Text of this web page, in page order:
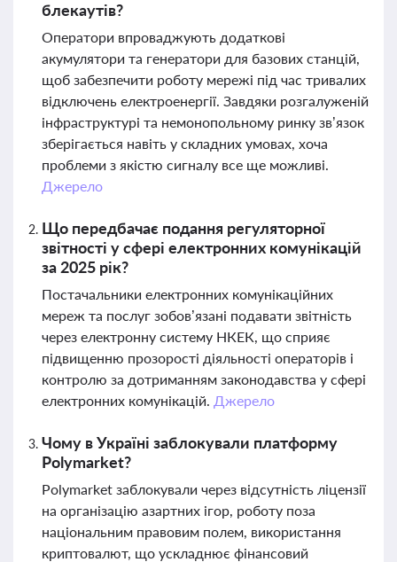
блекаутів?
Оператори впроваджують додаткові
акумулятори та генератори для базових станцій,
щоб забезпечити роботу мережі під час тривалих
відключень електроенергії. Завдяки розгалуженій
інфраструктурі та немонопольному ринку зв’язок
зберігається навіть у складних умовах, хоча
проблеми з якістю сигналу все ще можливі.
Джерело
Що передбачає подання регуляторної
звітності у сфері електронних комунікацій
за 2025 рік?
Постачальники електронних комунікаційних
мереж та послуг зобов’язані подавати звітність
через електронну систему НКЕК, що сприяє
підвищенню прозорості діяльності операторів і
контролю за дотриманням законодавства у сфері
електронних комунікацій. Джерело
Чому в Україні заблокували платформу
Polymarket?
Polymarket заблокували через відсутність ліцензії
на організацію азартних ігор, роботу поза
національним правовим полем, використання
криптовалют, що ускладнює фінансовий